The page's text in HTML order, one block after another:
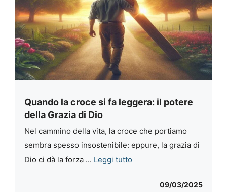
Quando la croce si fa leggera: il potere
della Grazia di Dio
Nel cammino della vita, la croce che portiamo
sembra spesso insostenibile: eppure, la grazia di
Dio ci dà la forza ... Leggi tutto
09/03/2025